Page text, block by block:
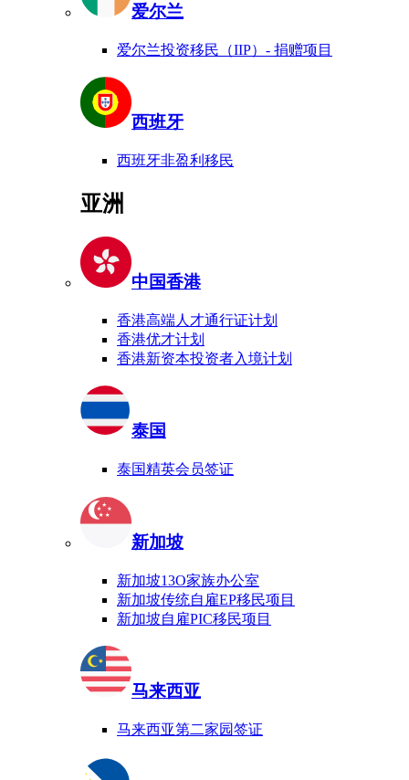
爱尔兰
爱尔兰投资移民（IIP）- 捐赠项目
西班牙
西班牙非盈利移民
亚洲
中国香港
香港高端人才通行证计划
香港优才计划
香港新资本投资者入境计划
泰国
泰国精英会员签证
新加坡
新加坡13O家族办公室
新加坡传统自雇EP移民项目
新加坡自雇PIC移民项目
马来西亚
马来西亚第二家园签证